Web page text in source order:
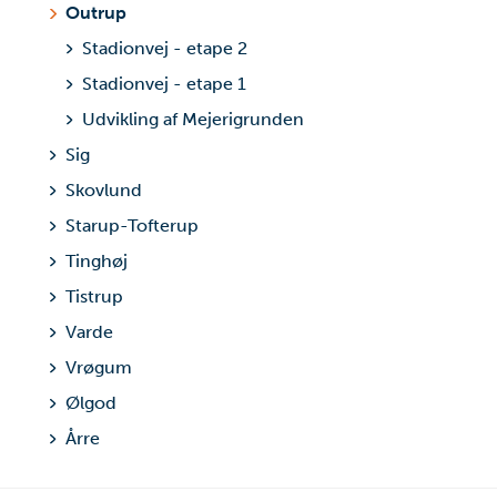
Outrup
Stadionvej - etape 2
Stadionvej - etape 1
Udvikling af Mejerigrunden
Sig
Skovlund
Starup-Tofterup
Tinghøj
Tistrup
Varde
Vrøgum
Ølgod
Årre